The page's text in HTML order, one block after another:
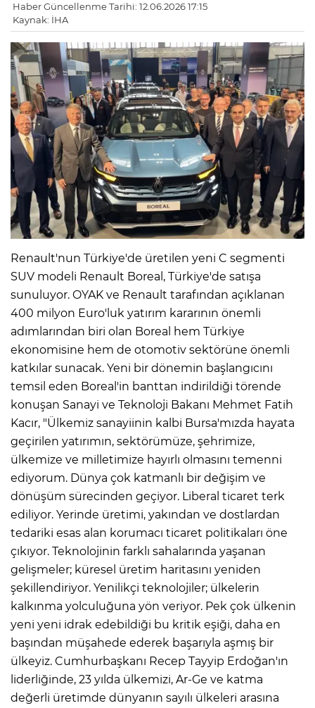
Haber Güncellenme Tarihi: 12.06.2026 17:15
Kaynak: İHA
Renault'nun Türkiye'de üretilen yeni C segmenti
SUV modeli Renault Boreal, Türkiye'de satışa
sunuluyor. OYAK ve Renault tarafından açıklanan
400 milyon Euro'luk yatırım kararının önemli
adımlarından biri olan Boreal hem Türkiye
ekonomisine hem de otomotiv sektörüne önemli
katkılar sunacak. Yeni bir dönemin başlangıcını
temsil eden Boreal'in banttan indirildiği törende
konuşan Sanayi ve Teknoloji Bakanı Mehmet Fatih
Kacır, "Ülkemiz sanayiinin kalbi Bursa'mızda hayata
geçirilen yatırımın, sektörümüze, şehrimize,
ülkemize ve milletimize hayırlı olmasını temenni
ediyorum. Dünya çok katmanlı bir değişim ve
dönüşüm sürecinden geçiyor. Liberal ticaret terk
ediliyor. Yerinde üretimi, yakından ve dostlardan
tedariki esas alan korumacı ticaret politikaları öne
çıkıyor. Teknolojinin farklı sahalarında yaşanan
gelişmeler; küresel üretim haritasını yeniden
şekillendiriyor. Yenilikçi teknolojiler; ülkelerin
kalkınma yolculuğuna yön veriyor. Pek çok ülkenin
yeni yeni idrak edebildiği bu kritik eşiği, daha en
başından müşahede ederek başarıyla aşmış bir
ülkeyiz. Cumhurbaşkanı Recep Tayyip Erdoğan'ın
liderliğinde, 23 yılda ülkemizi, Ar-Ge ve katma
değerli üretimde dünyanın sayılı ülkeleri arasına